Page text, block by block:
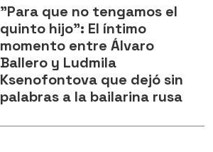
"Para que no tengamos el
quinto hijo": El íntimo
momento entre Álvaro
Ballero y Ludmila
Ksenofontova que dejó sin
palabras a la bailarina rusa